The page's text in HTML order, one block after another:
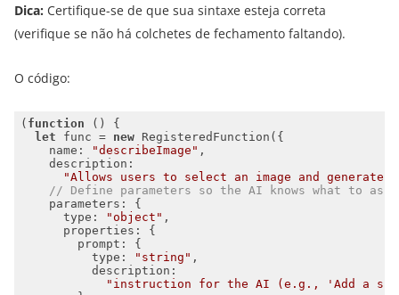
Dica: Certifique-se de que sua sintaxe esteja correta
(verifique se não há colchetes de fechamento faltando).
O código:
( function ( )
let func = new
name : "describeImage"
description
"Allows users to select an image and
// Define parameters so the AI knows what to ask
parameters
type : "object"
properties
prompt
type : "string"
description
"instruction for the AI (e.g., 'Add a